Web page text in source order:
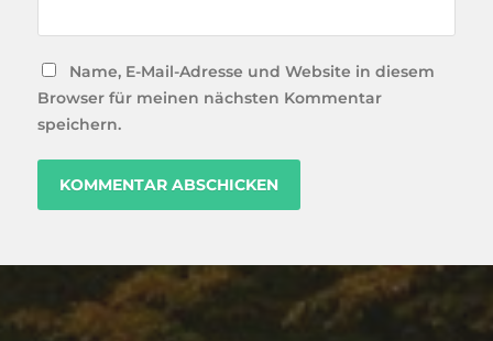
Name, E-Mail-Adresse und Website in diesem
Browser für meinen nächsten Kommentar
speichern.